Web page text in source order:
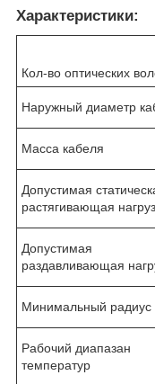
Характеристики:
Кол-во оптических
Наружный диаметр
Масса кабеля
Допустимая
растягивающая
Допустимая
раздавливающая
Минимальный радиус
Рабочий диапазан
температур